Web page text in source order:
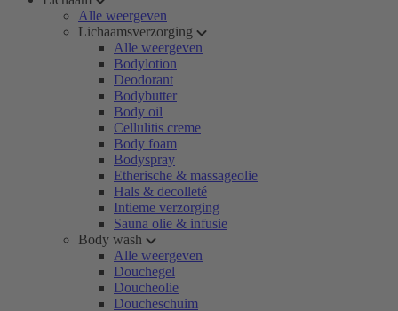
Alle weergeven
Lichaamsverzorging
Alle weergeven
Bodylotion
Deodorant
Bodybutter
Body oil
Cellulitis creme
Body foam
Bodyspray
Etherische & massageolie
Hals & decolleté
Intieme verzorging
Sauna olie & infusie
Body wash
Alle weergeven
Douchegel
Doucheolie
Doucheschuim